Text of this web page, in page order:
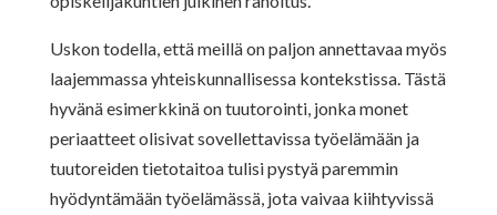
Uskon todella, että meillä on paljon annettavaa myös
laajemmassa yhteiskunnallisessa kontekstissa. Tästä
hyvänä esimerkkinä on tuutorointi, jonka monet
periaatteet olisivat sovellettavissa työelämään ja
tuutoreiden tietotaitoa tulisi pystyä paremmin
hyödyntämään työelämässä, jota vaivaa kiihtyvissä